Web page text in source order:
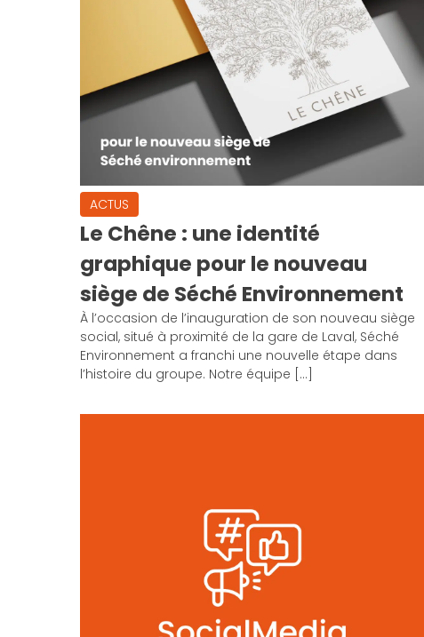
ACTUS
Le Chêne : une identité
graphique pour le nouveau
siège de Séché Environnement
À l’occasion de l’inauguration de son nouveau siège
social, situé à proximité de la gare de Laval, Séché
Environnement a franchi une nouvelle étape dans
l’histoire du groupe. Notre équipe […]